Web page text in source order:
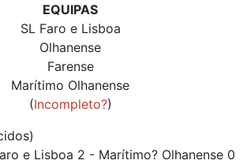
EQUIPAS
SL Faro e Lisboa
Olhanense
Farense
Marítimo Olhanense
(Incompleto?)
e Lisboa 2 - Marítimo? Olhanense 0